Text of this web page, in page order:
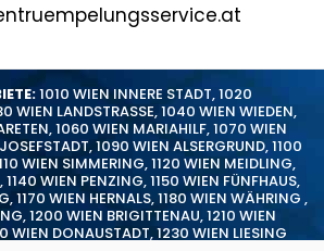
1010 WIEN INNERE STADT,1020
WIEN LANDSTRASSE,1040 WIEN WIEDEN,
,1060 WIEN MARIAHILF,1070 WIEN
,1090 WIEN ALSERGRUND,1100
WIEN SIMMERING,1120 WIEN MEIDLING,
,1140 WIEN PENZING,1150 WIEN FÜNFHAUS,
,1170 WIEN HERNALS,1180 WIEN WÄHRING ,
,1200 WIEN BRIGITTENAU,1210 WIEN
WIEN DONAUSTADT,1230 WIEN LIESING